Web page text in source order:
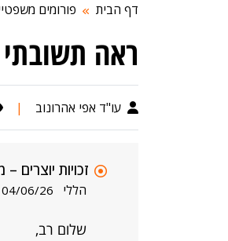
דף הבית פורומים
ראה
עו"ד אפי אהרונוב |
זכויות יוצרים
הללי 04/06/26
שלום רב,